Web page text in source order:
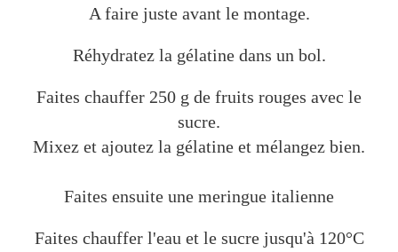
A faire juste avant le montage.
Réhydratez la gélatine dans un bol.
Faites chauffer 250 g de fruits rouges avec le
sucre.
Mixez et ajoutez la gélatine et mélangez bien.
Faites ensuite une meringue italienne
Faites chauffer l'eau et le sucre jusqu'à 120°C